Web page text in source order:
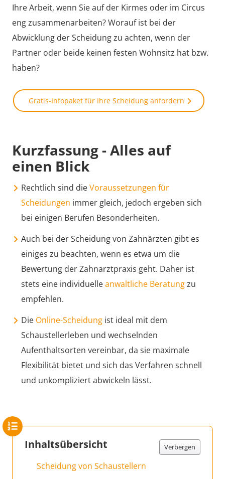
Ihre Arbeit, wenn Sie auf der Kirmes oder im Circus
eng zusammenarbeiten? Worauf ist bei der
Abwicklung der Scheidung zu achten, wenn der
Partner oder beide keinen festen Wohnsitz hat bzw.
haben?
Gratis-Infopaket für Ihre Scheidung anfordern
Kurzfassung - Alles auf
einen Blick
Rechtlich sind dieVoraussetzungen für
Scheidungen immer gleich, jedoch ergeben sich
bei einigen Berufen Besonderheiten.
Auch bei der Scheidung von Zahnärzten gibt es
einiges zu beachten, wenn es etwa um die
Bewertung der Zahnarztpraxis geht. Daher ist
stets eine individuelleanwaltliche Beratungzu
empfehlen.
Die Online-Scheidung ist ideal mit dem
Schaustellerleben und wechselnden
Aufenthaltsorten vereinbar, da sie maximale
Flexibilität bietet und sich das Verfahren schnell
und unkompliziert abwickeln lässt.
Inhaltsübersicht Verbergen
Scheidung von Schaustellern